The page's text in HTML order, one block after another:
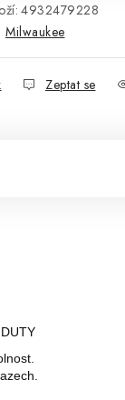
4932479228
Milwaukee
Zeptat se